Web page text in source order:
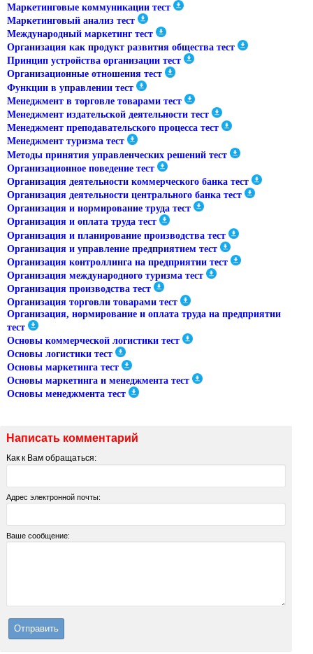
Маркетинговые коммуникации тест
Маркетинговый анализ тест
Международный маркетинг тест
Организация как продукт развития общества тест
Принцип устройства организации тест
Организационные отношения тест
Функции в управлении тест
Менеджмент в торговле товарами тест
Менеджмент издательской деятельности тест
Менеджмент преподавательского процесса тест
Менеджмент туризма тест
Методы принятия управленческих решений тест
Организационное поведение тест
Организация деятельности коммерческого банка тест
Организация деятельности центрального банка тест
Организация и нормирование труда тест
Организация и оплата труда тест
Организация и планирование производства тест
Организация и управление предприятием тест
Организация контроллинга на предприятии тест
Организация международного туризма тест
Организация производства тест
Организация торговли товарами тест
Организация, нормирование и оплата труда на предприятии
тест
Основы коммерческой логистики тест
Основы логистики тест
Основы маркетинга тест
Основы маркетинга и менеджмента тест
Основы менеджмента тест
Написать комментарий
Как к Вам обращаться:
Адрес электронной почты:
Ваше сообщение: